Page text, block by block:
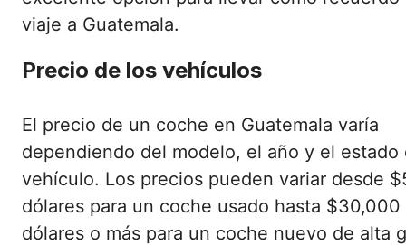
viaje a Guatemala.
Precio de los vehículos
El precio de un coche en Guatemala varía
dependiendo del modelo, el año y el estado
vehículo. Los precios pueden variar desde
dólares para un coche usado hasta $30,000
dólares o más para un coche nuevo de alta